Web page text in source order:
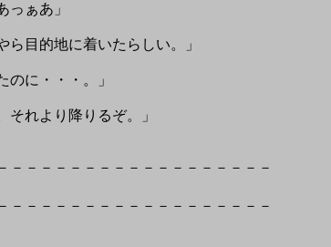
っぁあ」
ら目的地に着いたらしい。」
のに・・・。」
それより降りるぞ。」
－－－－－－－－－－－－－－－－－－
－－－－－－－－－－－－－－－－－－